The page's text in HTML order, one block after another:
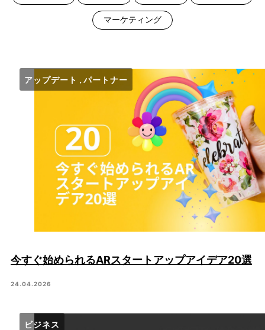
マーケティング
アップデート パートナー
今すぐ始められるARスタートアップアイデア20選
24.04.2026
ビジネス